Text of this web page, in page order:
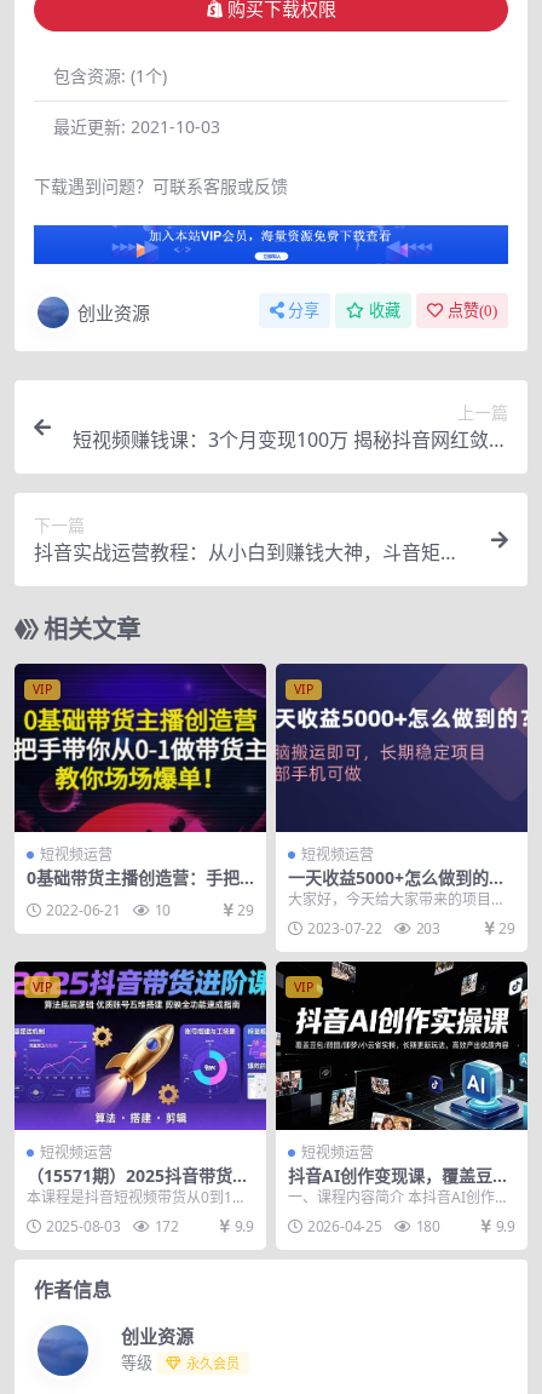
购买下载权限
包含资源: (1个)
最近更新: 2021-10-03
下载遇到问题？可联系客服或反馈
创业资源 分享 收藏 点赞(0)
上一篇
短视频赚钱课：3个月变现100万 揭秘抖音网红敛财
的暴力玩法 触碰财富的芳香
下一篇
抖音实战运营教程：从小白到赚钱大神，斗音矩阵8
00W+经验
相关文章
VIP
短视频运营
0基础带货主播创造营：手把
你场场爆单！
2022-06-21 10 29
VIP
短视频运营
一天收益5000+怎么做到的？
无脑搬运即可，长期稳定项
目，一部手机可做
大家好，今天给大家带来的项目是
《一天收益5000+怎么做到的？无
脑搬运即可，长期...
2023-07-22 203 29
VIP
短视频运营
（15571期）2025抖音带货进
阶课：算法底层逻辑,优质账号
本课程是抖音短视频带货从0到1的
系统化实战培训，涵盖底层算法逻
辑、账号搭建、剪辑...
2025-08-03 172 9.9
VIP
短视频运营
抖音AI创作变现课，覆盖豆
包/醒图/即梦/小云雀实操，长
容
一、课程内容简介 本抖音AI创作实
操课聚焦“利用智能体查现”核心，拒
绝单纯工具教...
2026-04-25 180 9.9
作者信息
创业资源
等级 永久会员